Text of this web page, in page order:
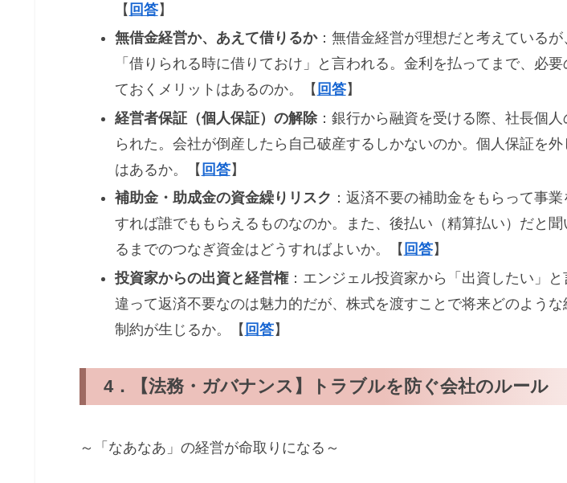
【 回答】
無借金経営か、あえて借りるか：無借金経営が理想だと考えている
「借りられる時に借りておけ」と言われる。金利を払ってまで、必
ておくメリットはあるのか。【 回答】
経営者保証（個人保証）の解除：銀行から融資を受ける際、社長個
られた。会社が倒産したら自己破産するしかないのか。個人保証を
はあるか。【 回答】
補助金・助成金の資金繰りリスク ：返済不要の補助金をもらって事
すれば誰でももらえるものなのか。また、後払い（精算払い）だと
るまでのつなぎ資金はどうすればよいか。【 回答】
投資家からの出資と経営権：エンジェル投資家から「出資したい」と
違って返済不要なのは魅力的だが、株式を渡すことで将来どのよう
制約が生じるか。【 回答】
4．【法務・ガバナンス】トラブルを防ぐ会社のルール
～「なあなあ」の経営が命取りになる～